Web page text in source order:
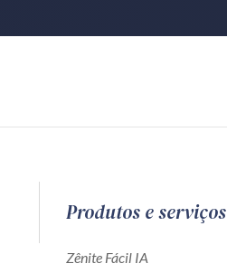
Produtos e serviços
Zênite Fácil IA